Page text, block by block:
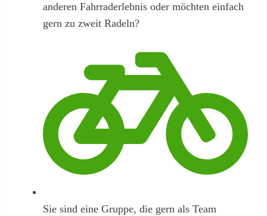
anderen Fahrraderlebnis oder möchten einfach
gern zu zweit Radeln?
Sie sind eine Gruppe, die gern als Team